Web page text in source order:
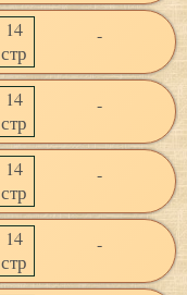
14
стр
-
14
стр
-
14
стр
-
14
стр
-